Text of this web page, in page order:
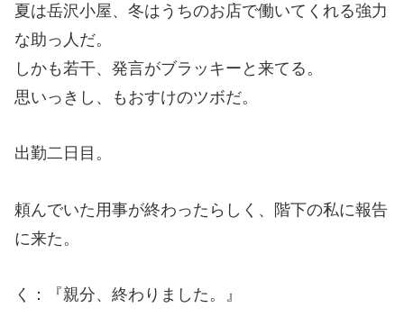
夏は岳沢小屋、冬はうちのお店で働いてくれる強力
な助っ人だ。
しかも若干、発言がブラッキーと来てる。
思いっきし、もおすけのツボだ。
出勤二日目。
頼んでいた用事が終わったらしく、階下の私に報告
に来た。
く：『親分、終わりました。』